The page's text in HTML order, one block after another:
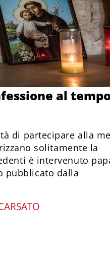
al
di partecipare alla
solitamente la
è intervenuto
pubblicato dalla